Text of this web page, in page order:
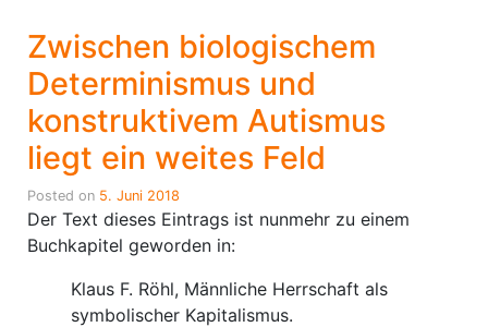
Zwischen biologischem
Determinismus und
konstruktivem Autismus
liegt ein weites Feld
Posted on 5. Juni 2018
Der Text dieses Eintrags ist nunmehr zu einem
Buchkapitel geworden in:
Klaus F. Röhl, Männliche Herrschaft als
symbolischer Kapitalismus.